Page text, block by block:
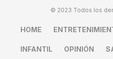
© 2023 Todos los
HOME
INFANTIL OPINIÓN